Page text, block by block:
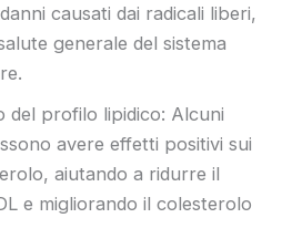
causati dai radicali liberi,
generale del sistema
del profilo lipidico: Alcuni
avere effetti positivi sui
aiutando a ridurre il
e migliorando il colesterolo